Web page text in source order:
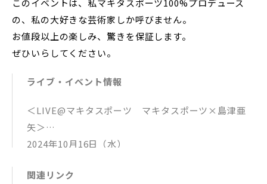
このイベントは、私マキタスポーツ100%プロデュース
の、私の大好きな芸術家しか呼びません。
お値段以上の楽しみ、驚きを保証します。
ぜひいらしてください。
ライブ・イベント情報
＜LIVE@マキタスポーツ マキタスポーツ×島津亜
矢＞
2024年10月16日（水）
関連リンク